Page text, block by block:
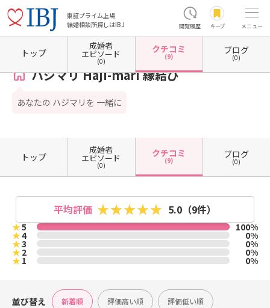
東証プライム上場
結婚相談所探しはIBJ
閲覧履歴 キープ メニュー
ホーム 静岡県の結婚相談所 静岡県沼津市 ハジマリ Haji-mari 縁結び クチコミ一覧
ハジマリ Haji-mari 縁結び
あなたの ハジマリを 一緒に
トップ
成婚者
エピソード
(0)
クチコミ
(9)
ブログ
(0)
トップ
成婚者
エピソード
(0)
クチコミ
(9)
ブログ
(0)
平均評価 5.0 （9件）
★5 100%
★4 0%
★3 0%
★2 0%
★1 0%
並び替え 新着順 評価高い順 評価低い順